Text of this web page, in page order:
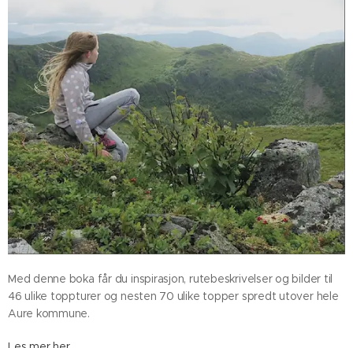
Med denne boka får du inspirasjon, rutebeskrivelser og bilder til
46 ulike toppturer og nesten 70 ulike topper spredt utover hele
Aure kommune.